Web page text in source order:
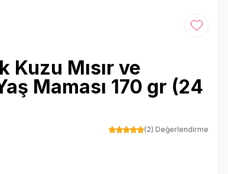
Favoriye
Kuzu Mısır ve
Maması 170 gr (24
(2) Değerlendirme